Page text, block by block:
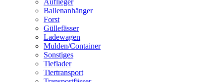
Auflieger
Ballenanhänger
Forst
Güllefässer
Ladewagen
Mulden/Container
Sonstiges
Tieflader
Tiertransport